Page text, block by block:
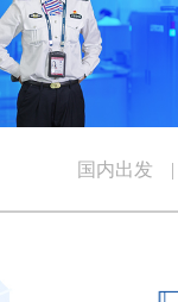
国内出发 |